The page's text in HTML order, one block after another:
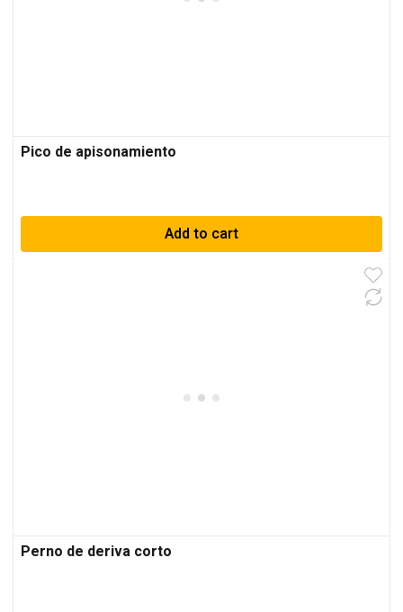
Pico de apisonamiento
Add to cart
Perno de deriva corto